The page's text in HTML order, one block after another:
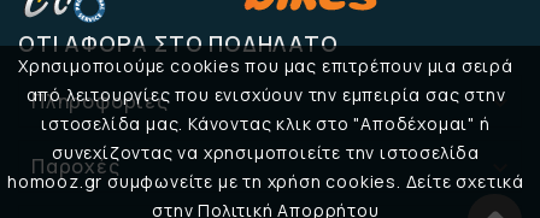
Χρησιμοποιούμε cookies που μας επιτρέπουν μια σειρά
από λειτουργίες που ενισχύουν την εμπειρία σας στην
ιστοσελίδα μας. Κάνοντας κλικ στο "Αποδέχομαι" ή
συνεχίζοντας να χρησιμοποιείτε την ιστοσελίδα
homooz.gr συμφωνείτε με τη χρήση cookies. Δείτε σχετικά
στην Πολιτική Απορρήτου
ΌΤΙ ΑΦΟΡΆ ΣΤΟ ΠΟΔΉΛΑΤΟ
Πληροφορίες 
Παροχές